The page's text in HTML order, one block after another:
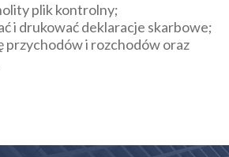
plik kontrolny;
i drukować deklaracje skarbowe;
przychodów i rozchodów oraz